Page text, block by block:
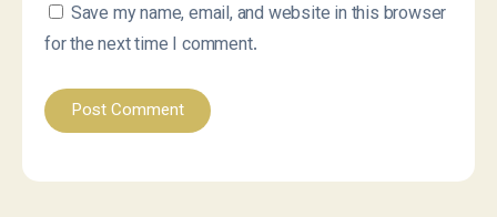
Save my name, email, and website in this browser
for the next time I comment.